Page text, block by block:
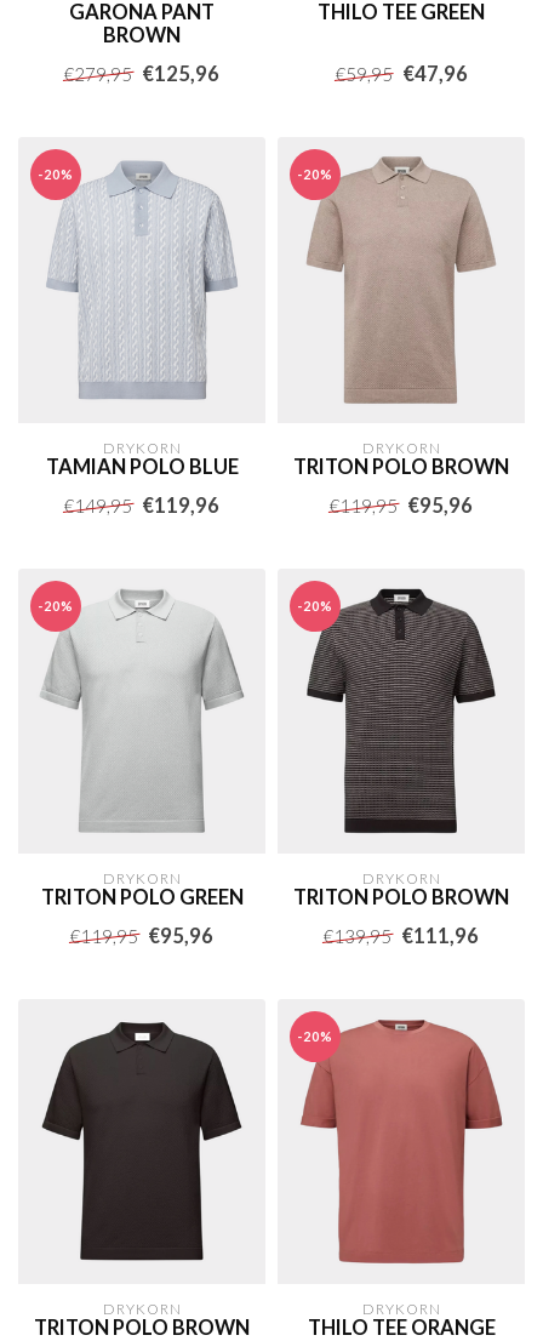
GARONA PANT
BROWN
€279,95 €125,96
THILO TEE GREEN
€59,95 €47,96
-20%
DRYKORN
TAMIAN POLO BLUE
€149,95 €119,96
-20%
DRYKORN
TRITON POLO BROWN
€119,95 €95,96
-20%
DRYKORN
TRITON POLO GREEN
€119,95 €95,96
-20%
DRYKORN
TRITON POLO BROWN
€139,95 €111,96
DRYKORN
TRITON POLO BROWN
-20%
DRYKORN
THILO TEE ORANGE